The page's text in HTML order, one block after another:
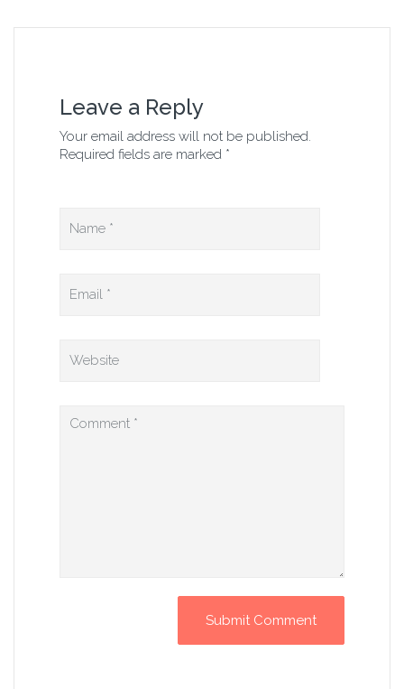
Leave a Reply
Your email address will not be published.
Required fields are marked *